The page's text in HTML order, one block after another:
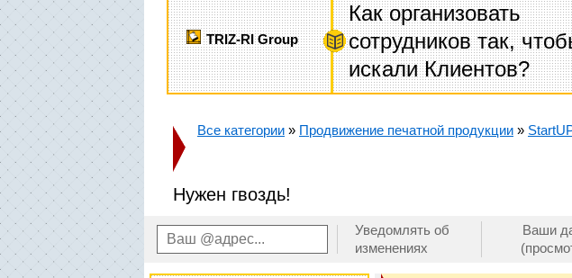
TRIZ-RI Group
Как организовать
сотрудников так,
искали Клиентов?
Все категории » Продвижение печатной продукции »
Нужен гвоздь!
Уведомлять об
изменениях
Ваши